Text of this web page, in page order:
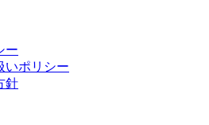
ー
いポリシー
針